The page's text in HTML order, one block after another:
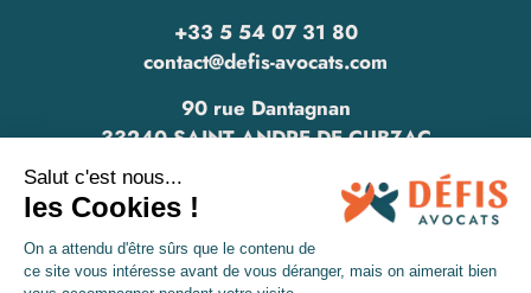
+33 5 54 07 31 80
contact@defis-avocats.com
90 rue Dantagnan
33240 SAINT ANDRE DE CUBZAC
www.defis-avocats.com